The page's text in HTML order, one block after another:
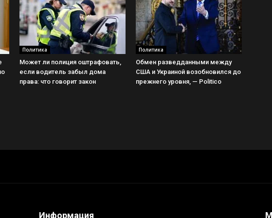
Политика
Может ли полиция оштрафовать,
если водитель забыл дома
права: что говорит закон
Политика
Обмен разведданными между
США и Украиной возобновился до
прежнего уровня, — Politico
Информация